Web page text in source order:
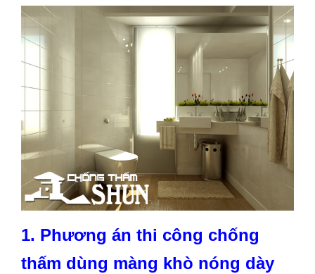
1. Phương án thi công chống
thấm dùng màng khò nóng dày